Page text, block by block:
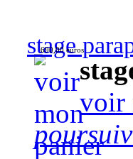
stage
690,00 euros
voir